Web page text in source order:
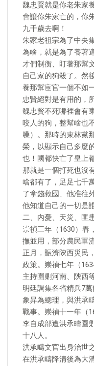
魏忠賢就是你老朱家
會讓你朱家亡的，你
九千歲去啊！
朱家老祖宗為了中央
為啥，就是為了養著
才們制衡、盯著那幫
自己家的狗殺了。然
養那幫宦官一個不如
忠賢絕對是有用的，
魏忠賢不死哪裡會有
咬人的狗，整幫啥也
噪）。那時的東林黨
榮，以顯示自己多麼
也！國都快亡了皇上
那就是一個打死也沒
啥都有了，足足七千
了拿錢救國、他准往
他知道自己的一切是
二、內憂、天災、匪
崇禎三年（1630）春
撫並用，部分農民軍
正月，賑濟陝西災民
政策。崇禎七年（
主持圍剿河南、陝西
明廷調集各省精兵7
象昇為總理，與洪承
戰事。崇禎十一年（
李自成部遭洪承疇圍
十八人。
洪承疇文官出身治世
在洪承疇降清後為大